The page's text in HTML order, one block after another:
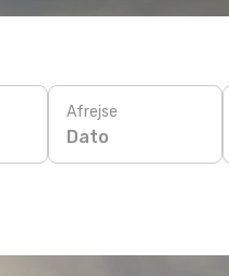
Afrejse
Dato